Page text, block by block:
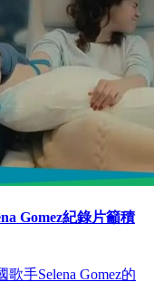
Gomez紀錄片籲積
手Selena Gomez的